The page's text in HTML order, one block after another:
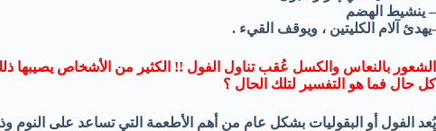
– ينشيط الهضم
-يهدئ آلام الكليتين ، ويوقف القيء .
الشعور بالنعاس والكسل عُقب تناول الفول !! الكثير من الأشخاص يصيبها
كل حال فما هو التفسير لتلك الحال ؟
يُعد الفول أو البقوليات بشكل عام من أهم الأطعمة التي تساعد على النوم